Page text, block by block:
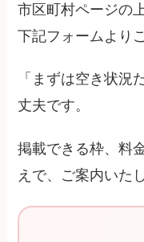
市区町村ページの
下記フォームより
「まずは空き状況
丈夫です。
掲載できる枠、料
えで、ご案内いた